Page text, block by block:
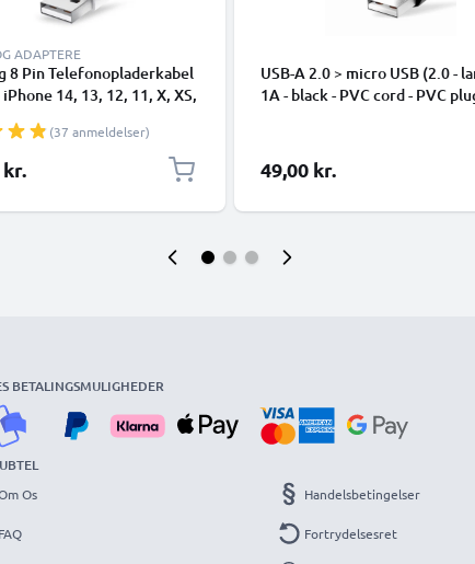
ADAPTERE
8 Pin Telefonopladerkabel
14, 13, 12, 11, X, XS,
datakabel hvid
(37 anmeldelser)
kr.
USB-A 2.0 > micro USB (2.0 -
1A - black - PVC cord - PVC
49,00 kr.
BETALINGSMULIGHEDER
Os
FAQ
Handelsbetingelser
Fortrydelsesret